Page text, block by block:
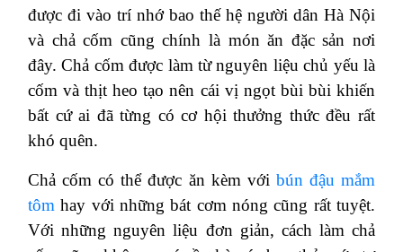
được đi vào trí nhớ bao thế hệ người dân Hà Nội
và chả cốm cũng chính là món ăn đặc sản nơi
đây. Chả cốm được làm từ nguyên liệu chủ yếu là
cốm và thịt heo tạo nên cái vị ngọt bùi bùi khiến
bất cứ ai đã từng có cơ hội thưởng thức đều rất
khó quên.
Chả cốm có thể được ăn kèm với bún đậu mắm
tôm hay với những bát cơm nóng cũng rất tuyệt.
Với những nguyên liệu đơn giản, cách làm chả